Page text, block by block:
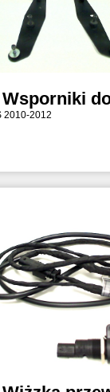
Wsporniki
2010-2012